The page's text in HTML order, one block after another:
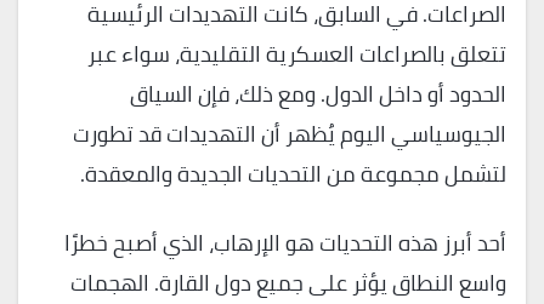
الصراعات. في السابق، كانت التهديدات الرئيسية
تتعلق بالصراعات العسكرية التقليدية، سواء عبر
الحدود أو داخل الدول. ومع ذلك، فإن السياق
الجيوسياسي اليوم يُظهر أن التهديدات قد تطورت
لتشمل مجموعة من التحديات الجديدة والمعقدة.
أحد أبرز هذه التحديات هو الإرهاب، الذي أصبح خطرًا
واسع النطاق يؤثر على جميع دول القارة. الهجمات